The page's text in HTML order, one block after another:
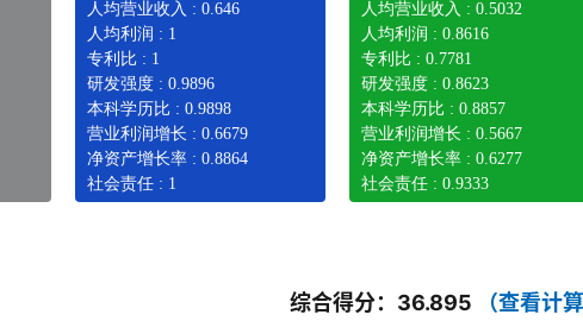
人均营业收入 : 0.646
人均利润 : 1
专利比 : 1
研发强度 : 0.9896
本科学历比 : 0.9898
营业利润增长 : 0.6679
净资产增长率 : 0.8864
社会责任 : 1
人均营业收入 : 0.5032
人均利润 : 0.8616
专利比 : 0.7781
研发强度 : 0.8623
本科学历比 : 0.8857
营业利润增长 : 0.5667
净资产增长率 : 0.6277
社会责任 : 0.9333
综合得分：36.895 （查看计